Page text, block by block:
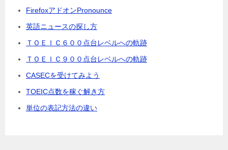
FirefoxアドオンPronounce
英語ニュースの探し方
ＴＯＥＩＣ６００点台レベルへの軌跡
ＴＯＥＩＣ９００点台レベルへの軌跡
CASECを受けてみよう
TOEIC点数を稼ぐ解き方
単位の表記方法の違い